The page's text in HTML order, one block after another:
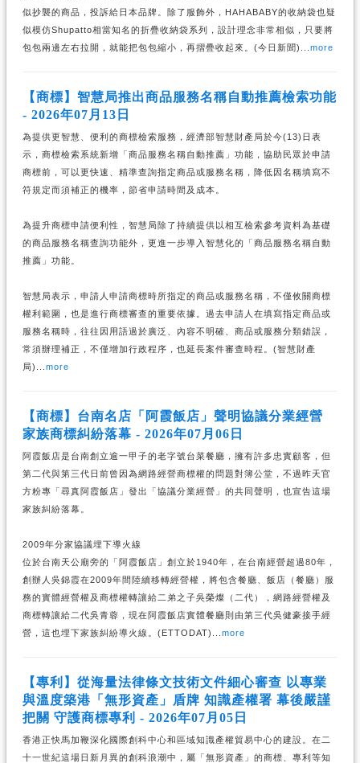
似抄襲的商品，投訴給日本品牌。除了服飾外，HAHABABY的收納袋也疑
似模仿Shupatto相當知名的折疊收納袋系列，設計理念非常相似，只要將
包包兩邊左右拉開，就能把包包縮小，再摺疊收起來。(今日新聞)... more
【商標】智慧局推出商品服務名稱自動推薦檢索功能
- 2026年07月13日
為提供更智慧、便利的商標檢索服務，經濟部智慧財產局於今(13)日表
示，商標檢索系統新增「商品服務名稱自動推薦」功能，協助民眾於申請
商標前，可以更快速、精準查詢指定商品或服務名稱，降低因名稱填寫不
符規定而須補正的機率，節省申請時間及成本。
為提升商標申請便利性，智慧局除了持續提供以相互檢索參考資料為基礎
的商品服務名稱查詢功能外，更進一步導入智慧化的「商品服務名稱自動
推薦」功能。
智慧局表示，申請人申請商標時所指定的商品或服務名稱，不僅攸關商標
權利範圍，也是進行商標審查的重要依據。過去申請人在填寫指定商品或
服務名稱時，往往因用語過於廣泛、內容不明確、商品或服務分類錯誤，
常須辦理補正，不僅增加行政程序，也延長案件審查時程。(智慧財產
局)... more
【商標】台南名店「阿霞飯店」聲明協議分業經營
家族商標糾紛落幕 - 2026年07月06日
阿霞飯店是台南創立逾一甲子的老字號台菜餐廳，擁有許多忠實顧客，但
第二代與第三代日前曾因為網路經營商標權的問題對簿公堂，不過昨天官
方粉專「尋真阿霞飯店」發出「協議分業經營」的共同聲明，也宣告這場
家族糾紛落幕。
2009年分家協議埋下導火線
位於台南天公廟旁的「阿霞飯店」創立於1940年，在台南經營超過80年，
創辦人吳錦霞在2009年間陸續移轉經營權，將包含餐廳、飯店（餐廳）服
務的實體經營權及商標權轉讓給二弟之子吳榮燦（二代），網路經營權及
商標轉讓給二代吳青蓉，現在阿霞飯店實體餐廳則由第三代吳健豪接手經
營，這也埋下家族糾紛導火線。(ETTODAT)... more
【專利】從海量法律條文技術文件細心審查 以專業
與溫度築港「無形資產」盾牌 知識產權署 幕後嚴謹
把關 守護商標專利 - 2026年07月05日
香港正快馬加鞭深化國際創科中心和區域知識產權貿易中心的建設。在二
十一世紀這場日新月異的創科浪潮中，屬「無形資產」的商標、專利等知